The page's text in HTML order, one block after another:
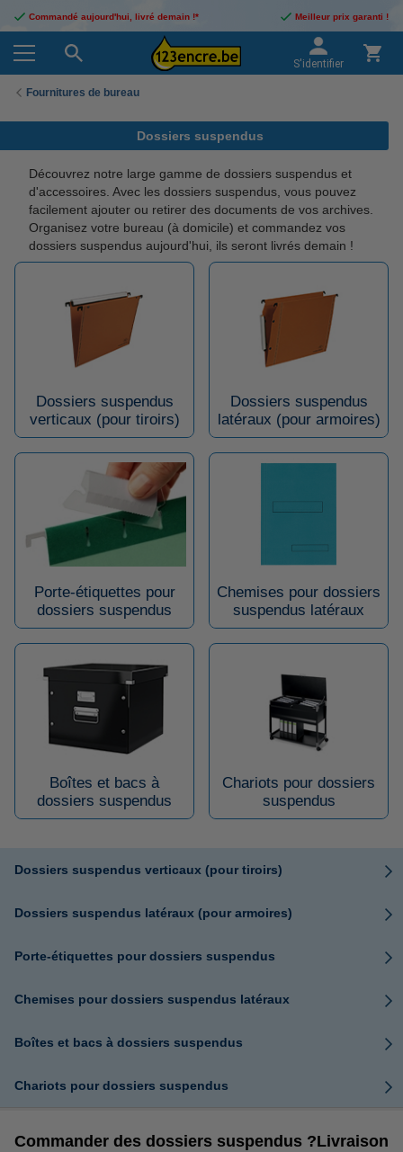
Commandé aujourd'hui, livré demain !* Meilleur prix garanti !
S'identifier
Fournitures de bureau
Dossiers suspendus
Découvrez notre large gamme de dossiers suspendus et
d'accessoires. Avec les dossiers suspendus, vous pouvez
facilement ajouter ou retirer des documents de vos archives.
Organisez votre bureau (à domicile) et commandez vos
dossiers suspendus aujourd'hui, ils seront livrés demain !
Dossiers suspendus
verticaux (pour tiroirs)
Dossiers suspendus
latéraux (pour armoires)
Porte-étiquettes pour
dossiers suspendus
Chemises pour dossiers
suspendus latéraux
Boîtes et bacs à
dossiers suspendus
Chariots pour dossiers
suspendus
Dossiers suspendus verticaux (pour tiroirs)
Dossiers suspendus latéraux (pour armoires)
Porte-étiquettes pour dossiers suspendus
Chemises pour dossiers suspendus latéraux
Boîtes et bacs à dossiers suspendus
Chariots pour dossiers suspendus
Commander des dossiers suspendus ?Livraison